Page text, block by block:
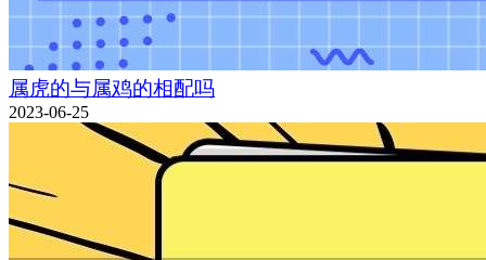
属虎的与属鸡的相配吗
2023-06-25